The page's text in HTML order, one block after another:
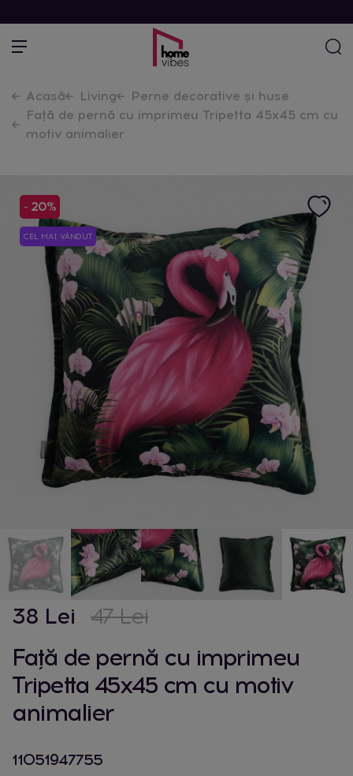
Acasă Living
Perne decorative și huse
Față de pernă cu imprimeu Tripetta 45x45 cm cu
motiv animalier
- 20%
CEL MAI VÂNDUT
38 Lei 47 Lei
Față de pernă cu imprimeu
Tripetta 45x45 cm cu motiv
animalier
11051947755